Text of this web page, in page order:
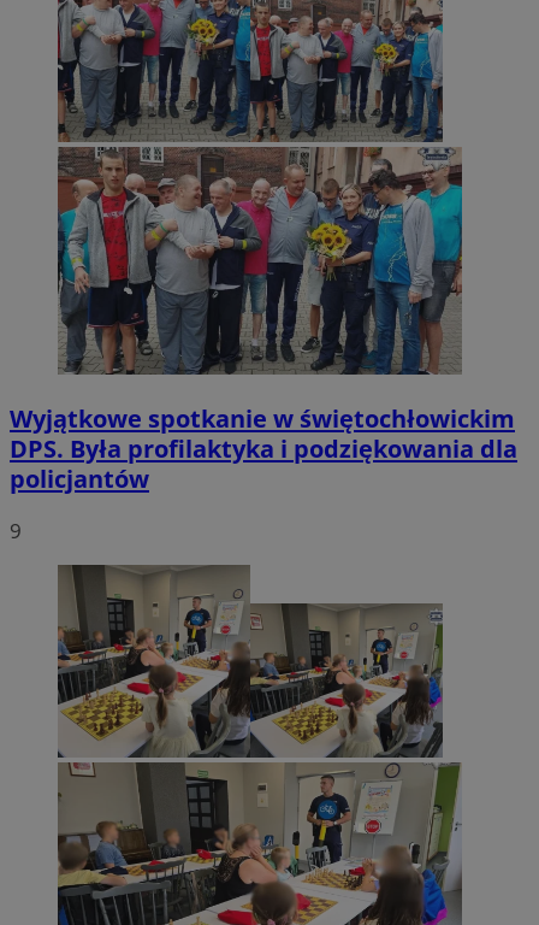
Wyjątkowe spotkanie w świętochłowickim
DPS. Była profilaktyka i podziękowania dla
policjantów
9